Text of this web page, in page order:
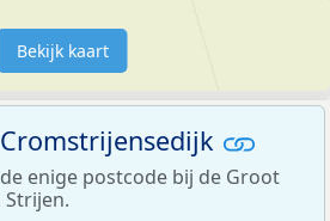
Bekijk kaart
enige postcode bij de Groot